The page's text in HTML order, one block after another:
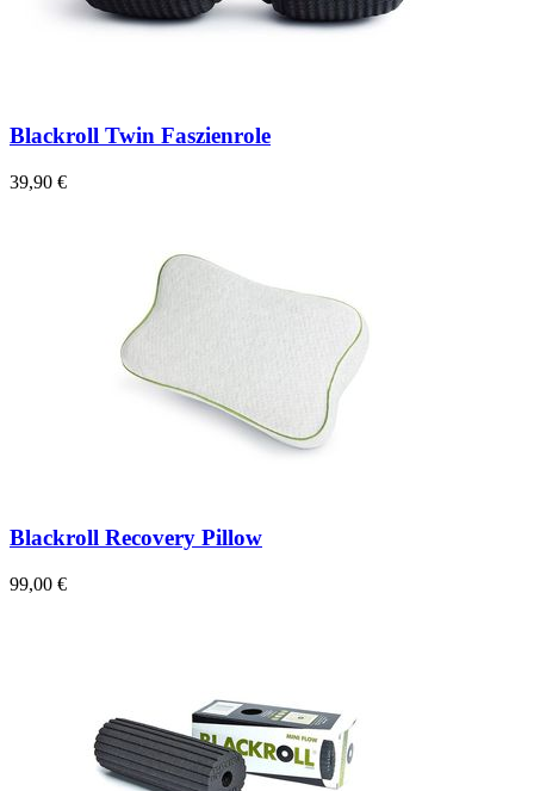
Blackroll Twin Faszienrole
39,90 €
Blackroll Recovery Pillow
99,00 €